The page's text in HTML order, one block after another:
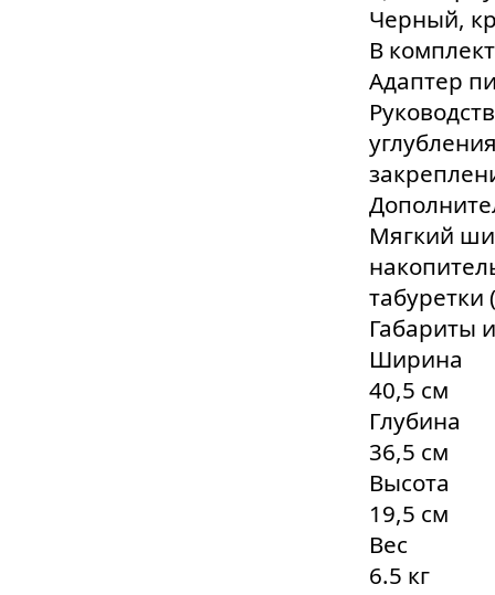
Черный,
В
Адаптер
Мягкий
табуретки
Габариты
Ширина
40,5 см
Глубина
36,5 см
Высота
19,5 см
Вес
6.5 кг